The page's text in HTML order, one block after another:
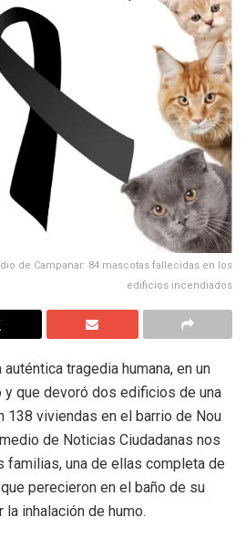
de Campanar: 84 mascotas fallecidas en los
edificios incendiados
tragedia humana, en un
que devoró dos edificios de una
138 viviendas en el barrio de Nou
de Noticias Ciudadanas nos
familias, una de ellas completa de
perecieron en el baño de su
inhalación de humo.